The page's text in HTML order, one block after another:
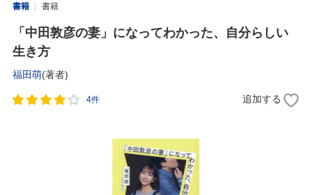
書籍 書籍
「中田敦彦の妻」になってわかった、自分らしい
生き方
福田萌(著者)
4件 追加する